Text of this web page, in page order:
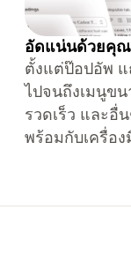
อัดแน่นด้วยคุ
ตั้งแต่ป๊อปอัพ
ไปจนถึงเมนูข
รวดเร็ว และอื่
พร้อมกับเครื่อ